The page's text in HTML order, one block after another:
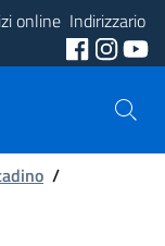
online Indirizzario
/